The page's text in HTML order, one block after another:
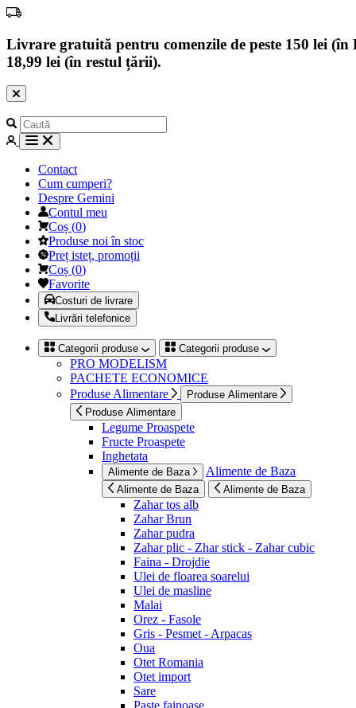
Livrare gratuită pentru comenzile de peste 150 lei
18,99 lei (în restul țării).
Contact
Cum cumperi?
Despre Gemini
Contul meu
Coș (0)
Produse noi în stoc
Preț isteț, promoții
Coș (0)
Favorite
Costuri de livrare
Livrări telefonice
Categorii produse Categorii produse
PRO MODELISM
PACHETE ECONOMICE
Produse Alimentare
Produse Alimentare
Produse Alimentare
Legume Proaspete
Fructe Proaspete
Inghetata
Alimente de Baza Alimente de Baza
Alimente de Baza Alimente de Baza
Zahar tos alb
Zahar Brun
Zahar pudra
Zahar plic - Zhar stick - Zahar cubic
Faina - Drojdie
Ulei de floarea soarelui
Ulei de masline
Malai
Orez - Fasole
Gris - Pesmet - Arpacas
Oua
Otet Romania
Otet import
Sare